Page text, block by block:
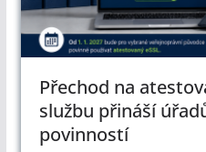
Přechod na
službu přináší
povinností